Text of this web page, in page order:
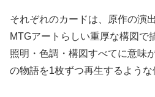
それぞれのカードは、原作の演
MTGアートらしい重厚な構図で
照明・色調・構図すべてに意味
の物語を1枚ずつ再生するような